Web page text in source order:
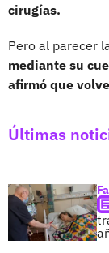
cirugías.
Pero al parecer
mediante su
afirmó que
Últimas